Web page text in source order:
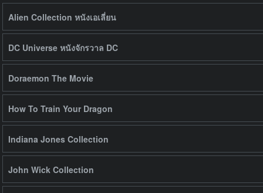
Alien Collection หนังเอเลี่ยน
DC Universe หนังจักรวาล DC
Doraemon The Movie
How To Train Your Dragon
Indiana Jones Collection
John Wick Collection